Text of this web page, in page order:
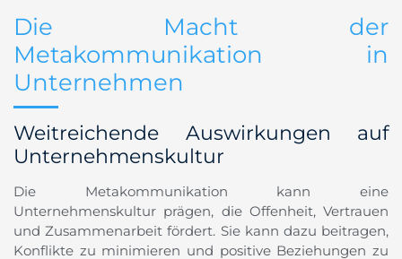
Die Macht der
Metakommunikation in
Unternehmen
Weitreichende Auswirkungen auf
Unternehmenskultur
Die Metakommunikation kann eine
Unternehmenskultur prägen, die Offenheit, Vertrauen
und Zusammenarbeit fördert. Sie kann dazu beitragen,
Konflikte zu minimieren und positive Beziehungen zu